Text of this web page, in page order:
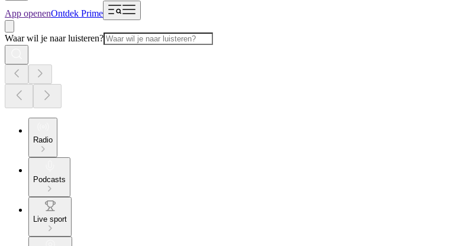
App openenOntdek Prime
Waar wil je naar luisteren?
Radio
Podcasts
Live sport